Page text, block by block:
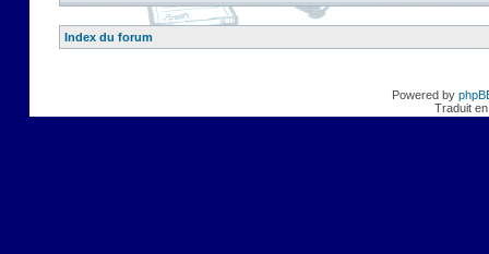
Index du forum
Powered by
Traduit